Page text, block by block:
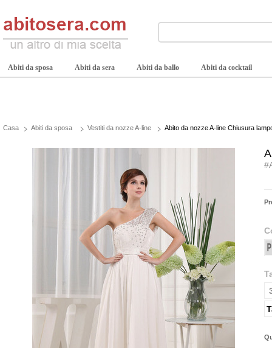
Abiti da sposa Abiti da sera Abiti da ballo Abiti da cocktail
Casa Abiti da sposa Vestiti da nozze A-line Abito da nozze A-line Chiusura